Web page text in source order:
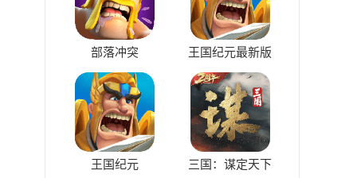
部落冲突 王国纪元最新版
王国纪元 三国：谋定天下